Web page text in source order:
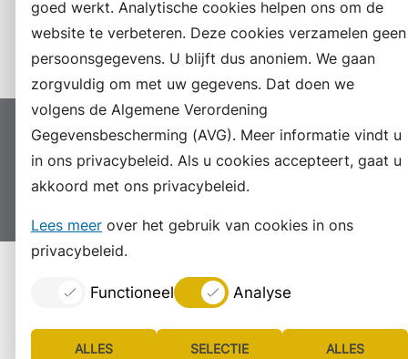
goed werkt. Analytische cookies helpen ons om de
website te verbeteren. Deze cookies verzamelen geen
persoonsgegevens. U blijft dus anoniem. We gaan
zorgvuldig om met uw gegevens. Dat doen we
volgens de Algemene Verordening
Gegevensbescherming (AVG). Meer informatie vindt u
in ons privacybeleid. Als u cookies accepteert, gaat u
akkoord met ons privacybeleid.
Lees meer over het gebruik van cookies in ons
privacybeleid.
Functioneel Analyse
ALLES SELECTIE ALLES
Instagram
Proclaimer Colofon
Toegankelijkheid
Sitemap
Privacyverklaring
Servicenormen
Archief Vacatures